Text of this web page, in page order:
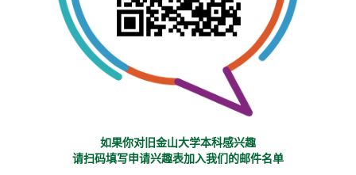
如果你对旧金山大学本科感兴趣
请扫码填写申请兴趣表加入我们的邮件名单